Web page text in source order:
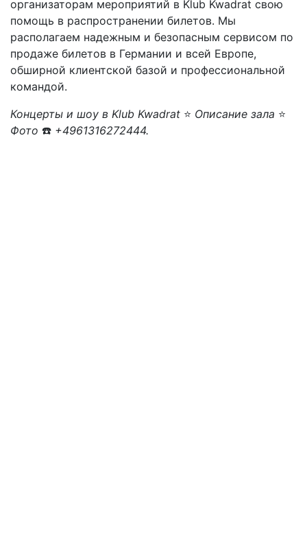
организаторам мероприятий в Klub Kwadrat свою
помощь в распространении билетов. Мы
располагаем надежным и безопасным сервисом по
продаже билетов в Германии и всей Европе,
обширной клиентской базой и профессиональной
командой.
Концерты и шоу в Klub Kwadrat ⭐ Описание зала ⭐
Фото ☎️ +4961316272444.